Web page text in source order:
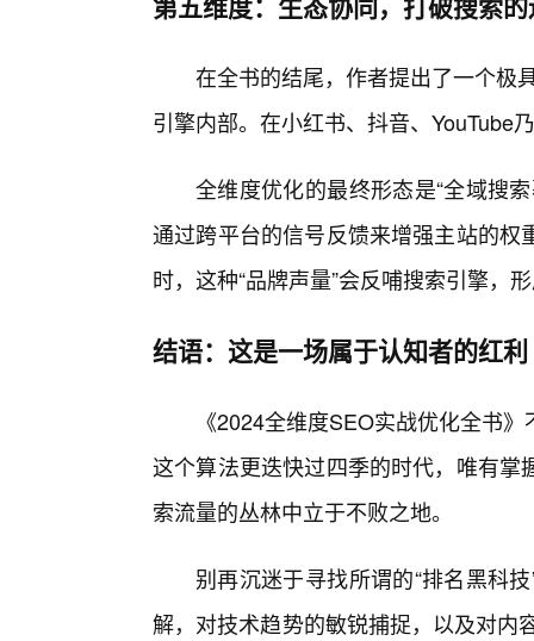
在全书的结尾，作者提出了一个极
引擎内部。在小红书、抖音、YouTube
全维度优化的最终形态是“全域搜
通过跨平台的信号反馈来增强主站的
时，这种“品牌声量”会反哺搜索引擎，
结语：这是一场属于认知者的红利
《2024全维度SEO实战优化全书
这个算法更迭快过四季的时代，唯有
索流量的丛林中立于不败之地。
别再沉迷于寻找所谓的“排名黑科
解，对技术趋势的敏锐捕捉，以及对内